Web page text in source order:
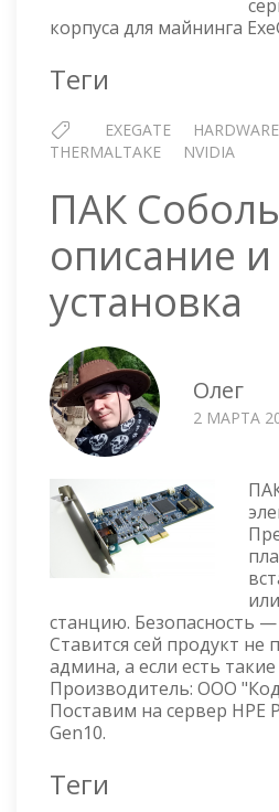
корпуса для майнинга
Теги
EXEGATE HARDWARE
THERMALTAKE
NVIDIA
ПАК
описание и
установка
Олег
2 МАРТА
станцию. Безопасность
Ставится сей продукт не
админа, а если есть
Производитель: ООО
Поставим на сервер HPE
Gen10.
Теги